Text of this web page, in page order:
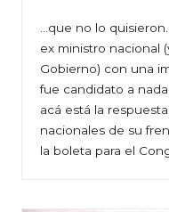
…que no lo
ex ministro nacional
Gobierno) con una
fue candidato a
acá está la
nacionales de su
la boleta para el